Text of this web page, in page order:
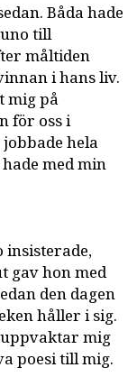
Båda hade
till
måltiden
i hans liv.
mig på
för oss i
hela
med min
insisterade,
gav hon med
den dagen
håller i sig.
mig
poesi till mig.